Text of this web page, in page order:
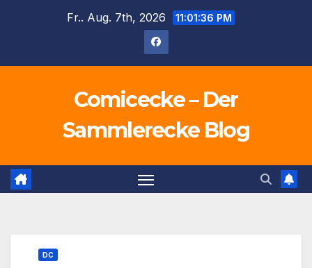
Fr.. Aug. 7th, 2026 11:01:38 PM
Comicecke – Der
Sammlerecke Blog
DC